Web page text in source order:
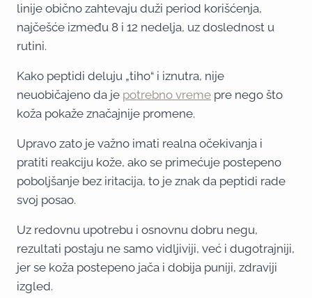
linije obično zahtevaju duži period korišćenja,
najčešće između 8 i 12 nedelja, uz doslednost u
rutini.
Kako peptidi deluju „tiho“ i iznutra, nije
neuobičajeno da je potrebno vreme pre nego što
koža pokaže značajnije promene.
Upravo zato je važno imati realna očekivanja i
pratiti reakciju kože, ako se primećuje postepeno
poboljšanje bez iritacija, to je znak da peptidi rade
svoj posao.
Uz redovnu upotrebu i osnovnu dobru negu,
rezultati postaju ne samo vidljiviji, već i dugotrajniji,
jer se koža postepeno jača i dobija puniji, zdraviji
izgled.